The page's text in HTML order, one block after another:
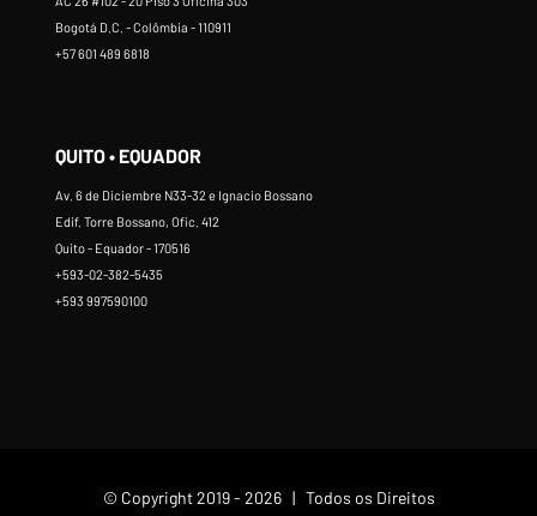
Bogotá D.C. - Colômbia - 110911
+57 601 489 6818
QUITO • EQUADOR
Av. 6 de Diciembre N33-32 e Ignacio Bossano
Edif. Torre Bossano, Ofic. 412
Quito - Equador - 170516
+593-02-382-5435
+593 997590100
© Copyright 2019 - 2026 | Todos os Direitos